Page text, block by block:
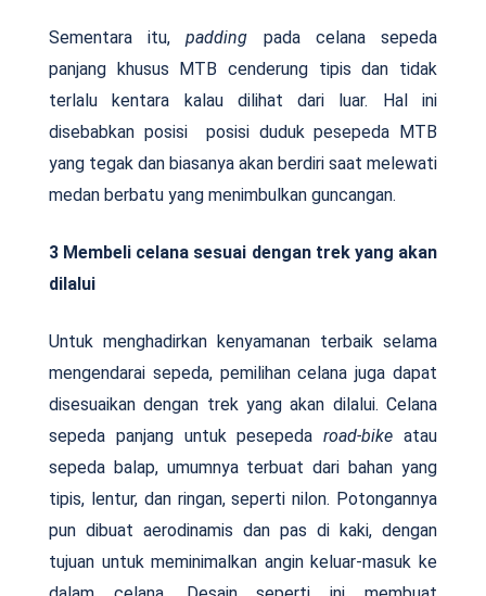
Sementara itu,padding pada celana sepeda
panjang khusus MTB cenderung tipis dan tidak
terlalu kentara kalau dilihat dari luar. Hal ini
disebabkan posisi posisi duduk pesepeda MTB
yang tegak dan biasanya akan berdiri saat melewati
medan berbatu yang menimbulkan guncangan.
3 Membeli celana sesuai dengan trek yang akan
dilalui
Untuk menghadirkan kenyamanan terbaik selama
mengendarai sepeda, pemilihan celana juga dapat
disesuaikan dengan trek yang akan dilalui. Celana
sepeda panjang untuk pesepedaroad-bike atau
sepeda balap, umumnya terbuat dari bahan yang
tipis, lentur, dan ringan, seperti nilon. Potongannya
pun dibuat aerodinamis dan pas di kaki, dengan
tujuan untuk meminimalkan angin keluar-masuk ke